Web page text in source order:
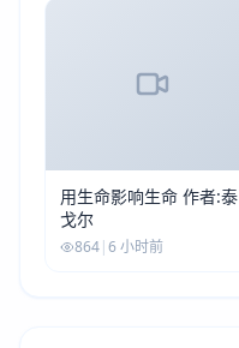
用生命影响生命 作者:泰
戈尔
864|6 小时前